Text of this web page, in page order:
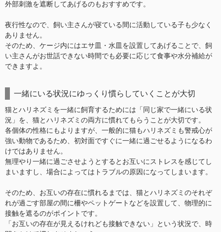
外部刺激を遮断してあげるのもおすすめです。
夜行性なので、飼い主さんが寝ている間に活動している子も少なく
ありません。
そのため、ケージ内にはエサ皿・水皿を設置してあげることで、飼
い主さんがお世話できない時間でも必要に応じて食事や水分補給が
できますよ。
一緒にいる状況にゆっくり慣らしていくことが大切
猫とハリネズミを一緒に飼育するためには「同じ家で一緒にいる状
況」を、猫とハリネズミの両方に慣れてもらうことが大切です。
各個体の性格にもよりますが、一般的に猫もハリネズミも警戒心が
強い動物であるため、初対面ですぐに一緒に過ごせるようになるわ
けではありません。
無理やり一緒に過ごさせようとするとお互いにストレスを感じてし
まいますし、場合によってはトラブルの原因になってしまいます。
そのため、お互いの存在に慣れるまでは、猫とハリネズミのそれぞ
れが過ごす部屋の間に柵やペットゲートなどを設置して、物理的に
接触を遮るのがポイントです。
「お互いの存在が見えるけれども接触できない」という状況で、時